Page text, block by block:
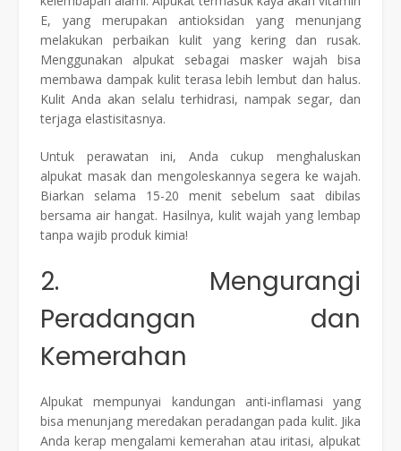
E, yang merupakan antioksidan yang menunjang
melakukan perbaikan kulit yang kering dan rusak.
Menggunakan alpukat sebagai masker wajah bisa
membawa dampak kulit terasa lebih lembut dan halus.
Kulit Anda akan selalu terhidrasi, nampak segar, dan
terjaga elastisitasnya.
Untuk perawatan ini, Anda cukup menghaluskan
alpukat masak dan mengoleskannya segera ke wajah.
Biarkan selama 15-20 menit sebelum saat dibilas
bersama air hangat. Hasilnya, kulit wajah yang lembap
tanpa wajib produk kimia!
2. Mengurangi
Peradangan dan
Kemerahan
Alpukat mempunyai kandungan anti-inflamasi yang
bisa menunjang meredakan peradangan pada kulit. Jika
Anda kerap mengalami kemerahan atau iritasi, alpukat